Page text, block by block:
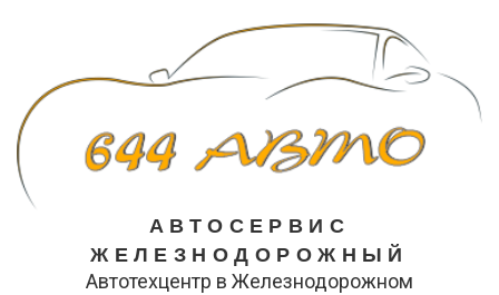
АВТОСЕРВИС
ЖЕЛЕЗНОДОРОЖНЫЙ
Автотехцентр в Железнодорожном